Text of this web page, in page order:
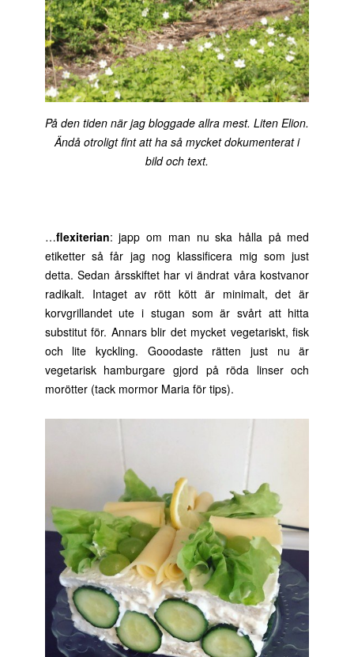
På den tiden när jag bloggade allra mest. Liten Elion.
Ändå otroligt fint att ha så mycket dokumenterat i
bild och text.
…flexiterian: japp om man nu ska hålla på med
etiketter så får jag nog klassificera mig som just
detta. Sedan årsskiftet har vi ändrat våra kostvanor
radikalt. Intaget av rött kött är minimalt, det är
korvgrillandet ute i stugan som är svårt att hitta
substitut för. Annars blir det mycket vegetariskt, fisk
och lite kyckling. Gooodaste rätten just nu är
vegetarisk hamburgare gjord på röda linser och
morötter (tack mormor Maria för tips).